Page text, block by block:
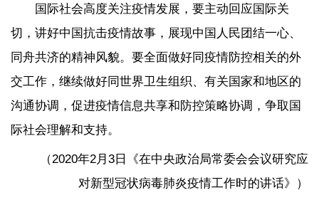
国际社会高度关注疫情发展，要主动回应国际关
切，讲好中国抗击疫情故事，展现中国人民团结一心、
同舟共济的精神风貌。要全面做好同疫情防控相关的外
交工作，继续做好同世界卫生组织、有关国家和地区的
沟通协调，促进疫情信息共享和防控策略协调，争取国
际社会理解和支持。
（2020年2月3日《在中央政治局常委会会议研究应
对新型冠状病毒肺炎疫情工作时的讲话》）